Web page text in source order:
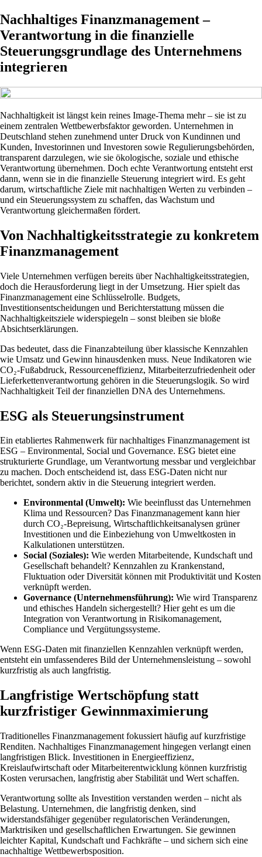
Nachhaltiges Finanzmanagement –
Verantwortung in die finanzielle
Steuerungsgrundlage des Unternehmens
integrieren
Nachhaltigkeit ist längst kein reines Image-Thema mehr – sie ist zu
einem zentralen Wettbewerbsfaktor geworden. Unternehmen in
Deutschland stehen zunehmend unter Druck von Kundinnen und
Kunden, Investorinnen und Investoren sowie Regulierungsbehörden,
transparent darzulegen, wie sie ökologische, soziale und ethische
Verantwortung übernehmen. Doch echte Verantwortung entsteht erst
dann, wenn sie in die finanzielle Steuerung integriert wird. Es geht
darum, wirtschaftliche Ziele mit nachhaltigen Werten zu verbinden –
und ein Steuerungssystem zu schaffen, das Wachstum und
Verantwortung gleichermaßen fördert.
Von Nachhaltigkeitsstrategie zu konkretem
Finanzmanagement
Viele Unternehmen verfügen bereits über Nachhaltigkeitsstrategien,
doch die Herausforderung liegt in der Umsetzung. Hier spielt das
Finanzmanagement eine Schlüsselrolle. Budgets,
Investitionsentscheidungen und Berichterstattung müssen die
Nachhaltigkeitsziele widerspiegeln – sonst bleiben sie bloße
Absichtserklärungen.
Das bedeutet, dass die Finanzabteilung über klassische Kennzahlen
wie Umsatz und Gewinn hinausdenken muss. Neue Indikatoren wie
CO₂-Fußabdruck, Ressourceneffizienz, Mitarbeiterzufriedenheit oder
Lieferkettenverantwortung gehören in die Steuerungslogik. So wird
Nachhaltigkeit Teil der finanziellen DNA des Unternehmens.
ESG als Steuerungsinstrument
Ein etabliertes Rahmenwerk für nachhaltiges Finanzmanagement ist
ESG – Environmental, Social und Governance. ESG bietet eine
strukturierte Grundlage, um Verantwortung messbar und vergleichbar
zu machen. Doch entscheidend ist, dass ESG-Daten nicht nur
berichtet, sondern aktiv in die Steuerung integriert werden.
Environmental (Umwelt): Wie beeinflusst das Unternehmen
Klima und Ressourcen? Das Finanzmanagement kann hier
durch CO₂-Bepreisung, Wirtschaftlichkeitsanalysen grüner
Investitionen und die Einbeziehung von Umweltkosten in
Kalkulationen unterstützen.
Social (Soziales): Wie werden Mitarbeitende, Kundschaft und
Gesellschaft behandelt? Kennzahlen zu Krankenstand,
Fluktuation oder Diversität können mit Produktivität und Kosten
verknüpft werden.
Governance (Unternehmensführung): Wie wird Transparenz
und ethisches Handeln sichergestellt? Hier geht es um die
Integration von Verantwortung in Risikomanagement,
Compliance und Vergütungssysteme.
Wenn ESG-Daten mit finanziellen Kennzahlen verknüpft werden,
entsteht ein umfassenderes Bild der Unternehmensleistung – sowohl
kurzfristig als auch langfristig.
Langfristige Wertschöpfung statt
kurzfristiger Gewinnmaximierung
Traditionelles Finanzmanagement fokussiert häufig auf kurzfristige
Renditen. Nachhaltiges Finanzmanagement hingegen verlangt einen
langfristigen Blick. Investitionen in Energieeffizienz,
Kreislaufwirtschaft oder Mitarbeiterentwicklung können kurzfristig
Kosten verursachen, langfristig aber Stabilität und Wert schaffen.
Verantwortung sollte als Investition verstanden werden – nicht als
Belastung. Unternehmen, die langfristig denken, sind
widerstandsfähiger gegenüber regulatorischen Veränderungen,
Marktrisiken und gesellschaftlichen Erwartungen. Sie gewinnen
leichter Kapital, Kundschaft und Fachkräfte – und sichern sich eine
nachhaltige Wettbewerbsposition.